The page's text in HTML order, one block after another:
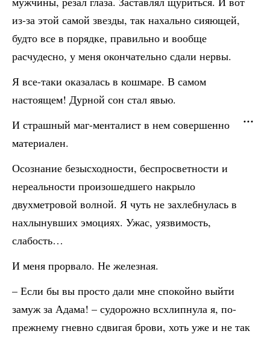
из-за этой самой звезды, так нахально сияющей,
будто все в порядке, правильно и вообще
расчудесно, у меня окончательно сдали нервы.
Я все-таки оказалась в кошмаре. В самом
настоящем! Дурной сон стал явью.
И страшный маг-менталист в нем совершенно
материален.
Осознание безысходности, беспросветности и
нереальности произошедшего накрыло
двухметровой волной. Я чуть не захлебнулась в
нахлынувших эмоциях. Ужас, уязвимость,
слабость…
И меня прорвало. Не железная.
– Если бы вы просто дали мне спокойно выйти
замуж за Адама! – судорожно всхлипнула я, по-
прежнему гневно сдвигая брови, хоть уже и не так